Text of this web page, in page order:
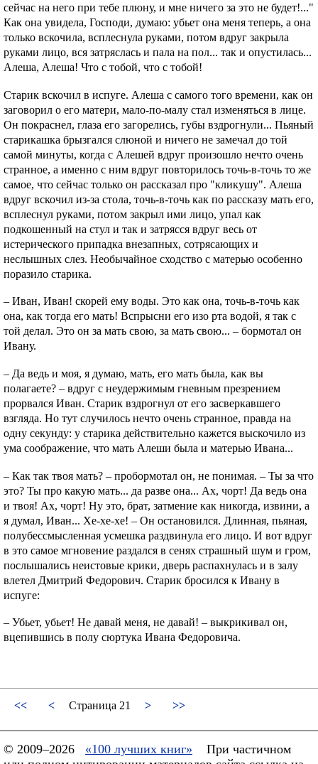
сейчас на него при тебе плюну, и мне ничего за это не будет!..."
Как она увидела, Господи, думаю: убьет она меня теперь, а она
только вскочила, всплеснула руками, потом вдруг закрыла
руками лицо, вся затряслась и пала на пол... так и опустилась...
Алеша, Алеша! Чтo с тобой, чтo с тобой!
Старик вскочил в испуге. Алеша с самого того времени, как он
заговорил о его матери, мало-по-малу стал изменяться в лице.
Он покраснел, глаза его загорелись, губы вздрогнули... Пьяный
старикашка брызгался слюной и ничего не замечал до той
самой минуты, когда с Алешей вдруг произошло нечто очень
странное, а именно с ним вдруг повторилось точь-в-точь то же
самое, что сейчас только он рассказал про "кликушу". Алеша
вдруг вскочил из-за стола, точь-в-точь как по рассказу мать его,
всплеснул руками, потом закрыл ими лицо, упал как
подкошенный на стул и так и затрясся вдруг весь от
истерического припадка внезапных, сотрясающих и
неслышных слез. Необычайное сходство с матерью особенно
поразило старика.
– Иван, Иван! скорей ему воды. Это как она, точь-в-точь как
она, как тогда его мать! Вспрысни его изо рта водой, я так с
той делал. Это он за мать свою, за мать свою... – бормотал он
Ивану.
– Да ведь и моя, я думаю, мать, его мать была, как вы
полагаете? – вдруг с неудержимым гневным презрением
прорвался Иван. Старик вздрогнул от его засверкавшего
взгляда. Но тут случилось нечто очень странное, правда на
одну секунду: у старика действительно кажется выскочило из
ума соображение, что мать Алеши была и матерью Ивана...
– Как так твоя мать? – пробормотал он, не понимая. – Ты за что
это? Ты про какую мать... да разве она... Ах, чорт! Да ведь она
и твоя! Ах, чорт! Ну это, брат, затмение как никогда, извини, а
я думал, Иван... Хе-хе-хе! – Он остановился. Длинная, пьяная,
полубессмысленная усмешка раздвинула его лицо. И вот вдруг
в это самое мгновение раздался в сенях страшный шум и гром,
послышались неистовые крики, дверь распахнулась и в залу
влетел Дмитрий Федорович. Старик бросился к Ивану в
испуге:
– Убьет, убьет! Не давай меня, не давай! – выкрикивал он,
вцепившись в полу сюртука Ивана Федоровича.
<< < Страница 21 > >>
© 2009–2026 «100 лучших книг»
При частичном